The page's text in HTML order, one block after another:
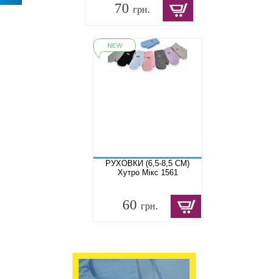
70грн.
РУХОВКИ (6,5-8,5 СМ)
Хутро Мікс 1561
60грн.